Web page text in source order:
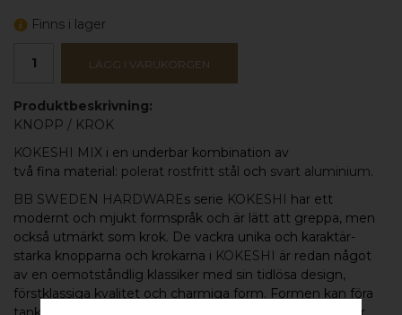
Finns i lager
LÄGG I VARUKORGEN
Produktbeskrivning:
KNOPP / KROK
KOKESHI MIX i en underbar kombination av
två fina material: polerat rostfritt stål och svart aluminium.
BB SWEDEN HARDWAREs serie KOKESHI har ett
modernt och mjukt formspråk och är lätt att greppa, men
också utmärkt som krok. De vackra unika och karaktär-
starka knopparna och krokarna i KOKESHI är redan något
av en oemotståndlig klassiker med sin tidlösa design,
förstklassiga kvalitet och charmiga form. Formen kan föra